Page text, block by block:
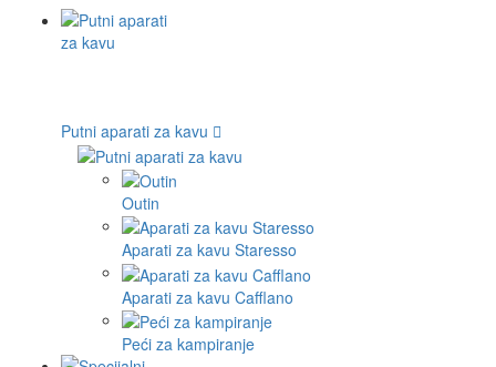
Putni aparati za kavu
Outin
Aparati za kavu Staresso
Aparati za kavu Cafflano
Peći za kampiranje